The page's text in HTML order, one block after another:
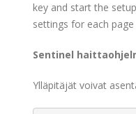
key and start the
settings for each
Sentinel
Ylläpitäjät voivat